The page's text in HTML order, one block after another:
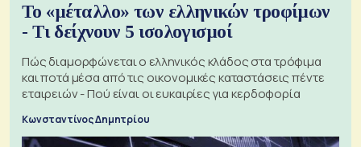
Το «μέταλλο» των ελληνικών τροφίμων
- Τι δείχνουν 5 ισολογισμοί
Πώς διαμορφώνεται ο ελληνικός κλάδος στα τρόφιμα
και ποτά μέσα από τις οικονομικές καταστάσεις πέντε
εταιρειών - Πού είναι οι ευκαιρίες για κερδοφορία
Κωνσταντίνος Δημητρίου